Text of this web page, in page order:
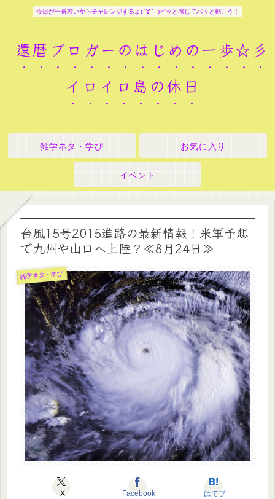
今日が一番若いからチャレンジするよ( ´∀｀ )ピッと感じてパッと動こう！
還暦ブロガーのはじめの一歩☆彡
イロイロ島の休日
雑学ネタ・学び お気に入り
イベント
台風15号2015進路の最新情報！米軍予想
で九州や山口へ上陸？≪8月24日≫
雑学ネタ・学び
X Facebook はてブ